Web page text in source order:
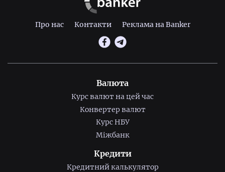
Про нас Контакти Реклама на Banker
Валюта
Курс валют на цей час
Конвертер валют
Курс НБУ
Міжбанк
Кредити
Кредитний калькулятор